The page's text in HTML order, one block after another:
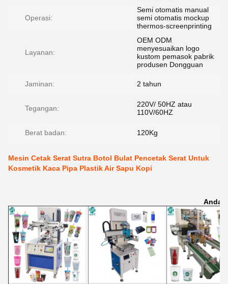
Operasi:
Semi otomatis manual
semi otomatis mockup
thermos-screenprinting
Layanan:
OEM ODM
menyesuaikan logo
kustom pemasok pabrik
produsen Dongguan
Jaminan: 2 tahun
Tegangan:
220V/ 50HZ atau
110V/60HZ
Berat badan: 120Kg
Mesin Cetak Serat Sutra Botol Bulat Pencetak Serat Untuk
Kosmetik Kaca Pipa Plastik Air Sapu Kopi
Anda